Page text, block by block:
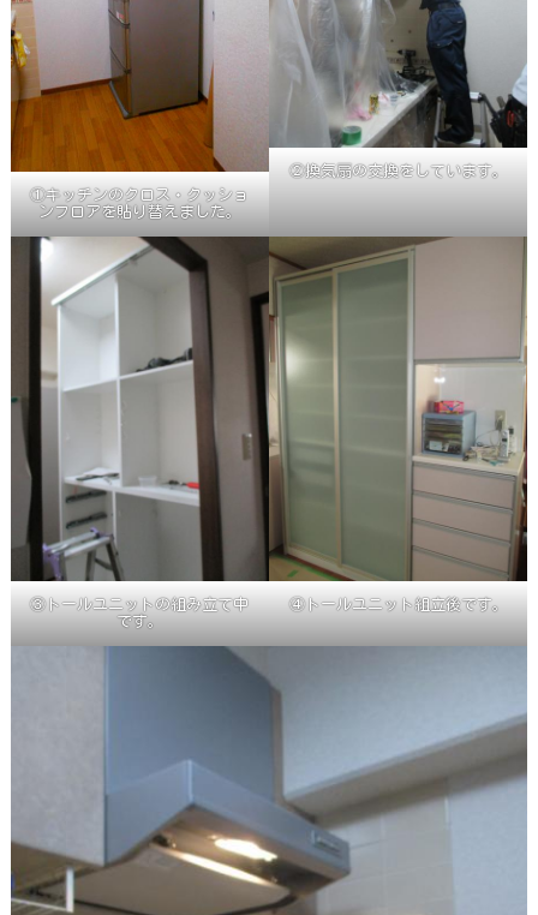
①キッチンのクロス・クッショ
ンフロアを貼り替えました。
②換気扇の交換をしています。
③トールユニットの組み立て中
です。
④トールユニット組立後です。